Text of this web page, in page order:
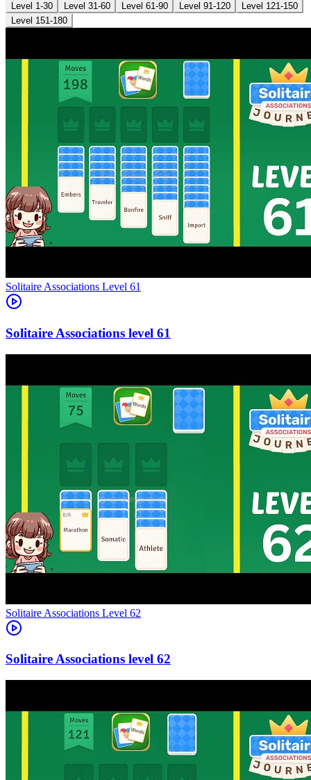
Level 1-30 Level 31-60 Level 61-90 Level 91-120
Level 121-150
Level 151-180
Level 61
61
Level 62
62